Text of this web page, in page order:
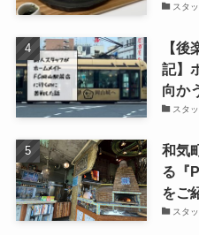
スタ
【
記】
向か
スタ
和気
る『
をご
スタ